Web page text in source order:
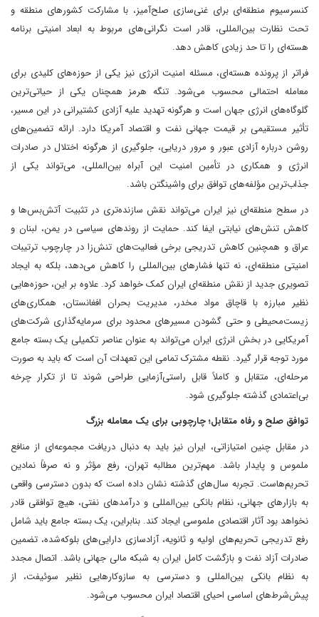
کنسرسیوم منطقه‌ای برای غنی‌سازی صلح‌آمیز، با مشارکت کشورهای منطقه و
تحت نظارت بین‌المللی، قادر است نگرانی‌های مربوط به ابعاد امنیتی برنامه
هسته‌ای را تا حد زیادی کاهش دهد.
فراتر از پرونده هسته‌ای، مسئله امنیت انرژی نیز یکی از حوزه‌های کلیدی برای
معامله احتمالی محسوب می‌شود. تنگه هرمز همچنان یکی از حیاتی‌ترین
گلوگاه‌های انرژی جهان است و هرگونه تهدید علیه آزادی کشتیرانی در این مسیر،
تأثیر مستقیمی بر قیمت جهانی نفت و اقتصاد آمریکا دارد. ارائه تضمین‌های
روشن درباره آزادی عبور و مرور دریایی، جلوگیری از هرگونه اختلال در صادرات
انرژی و همکاری در تأمین امنیت این آبراه بین‌المللی، می‌تواند یکی از
جذاب‌ترین مؤلفه‌های توافق برای واشینگتن باشد.
در سطح منطقه‌ای نیز ایران می‌تواند نقش سازنده‌تری در تثبیت آتش‌بس‌ها و
کاهش تنش‌های نیابتی ایفا کند. حمایت از روندهای سیاسی در یمن، لبنان و
عراق و همچنین کاهش تدریجی برخی فعالیت‌های تنش‌زا در چارچوب ترتیبات
امنیتی منطقه‌ای، نه تنها فشارهای بین‌المللی را کاهش می‌دهد، بلکه به ایجاد
تصویری جدید از نقش منطقه‌ای ایران کمک خواهد کرد. علاوه بر این، حوزه‌هایی
نظیر مبارزه با قاچاق مواد مخدر، مدیریت بحران افغانستان، همکاری‌های
زیست‌محیطی و حتی گشودن مسیرهای محدود برای سرمایه‌گذاری شرکت‌های
آمریکایی در بخش انرژی ایران می‌تواند به عنوان عناصر تکمیلی یک بسته جامع
مورد توجه قرار گیرد. نقطه مشترک تمامی این تعهدات آن است که باید به صورت
مرحله‌ای، متقابل و کاملاً قابل راستی‌آزمایی طراحی شوند تا از تکرار چرخه
بی‌اعتمادی گذشته جلوگیری شود.
توافق صلح و رفاه متقابل؛ چارچوبی برای یک معامله بزرگ
در مقابل چنین امتیازاتی، ایران نیز باید به دنبال دریافت مجموعه‌ای از منافع
ملموس و پایدار باشد. مهم‌ترین مطالبه تهران، رفع مؤثر و نه صرفاً نمادین
تحریم‌هاست. تجربه سال‌های گذشته نشان داده است که بدون دسترسی واقعی
به بازارهای جهانی، نظام بانکی بین‌المللی و درآمدهای نفتی، هیچ توافقی قادر
نخواهد بود آثار اقتصادی ملموسی ایجاد کند. بنابراین، یک بسته جامع باید شامل
رفع تدریجی تحریم‌های اولیه و ثانویه، آزادسازی دارایی‌های بلوکه‌شده، تضمین
صادرات آزاد نفت و بازگشت کامل ایران به شبکه مالی جهانی باشد. اتصال مجدد
به نظام بانکی بین‌المللی و دسترسی به سازوکارهایی نظیر سوئیفت، از
پیش‌شرط‌های اساسی احیای اقتصاد ایران محسوب می‌شود.